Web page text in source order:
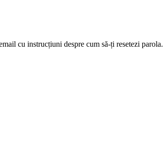
cu instrucțiuni despre cum să-ți resetezi parola.